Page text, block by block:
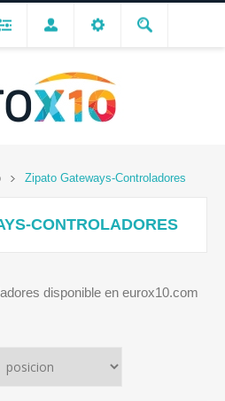
Zipato Gateways-Controladores
CONTROLADORES
disponible en eurox10.com